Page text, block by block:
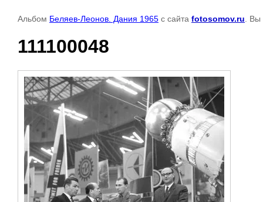
Альбом Беляев-Леонов. Дания 1965 с сайта fotosomov.ru .
111100048